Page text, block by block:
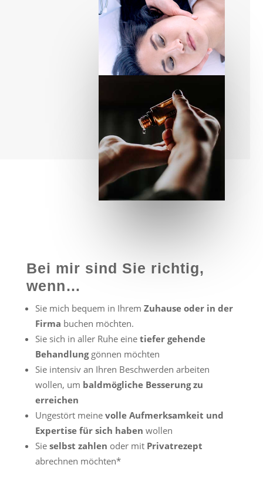
Bei mir sind Sie richtig,
wenn…
Sie mich bequem in Ihrem Zuhause oder in der
Firma buchen möchten.
Sie sich in aller Ruhe eine tiefer gehende
Behandlunggönnen möchten
Sie intensiv an Ihren Beschwerden arbeiten
wollen, um baldmögliche Besserung zu
erreichen
Ungestört meine volle Aufmerksamkeit und
Expertise für sich haben wollen
Sie selbst zahlen oder mit Privatrezept
abrechnen möchten*